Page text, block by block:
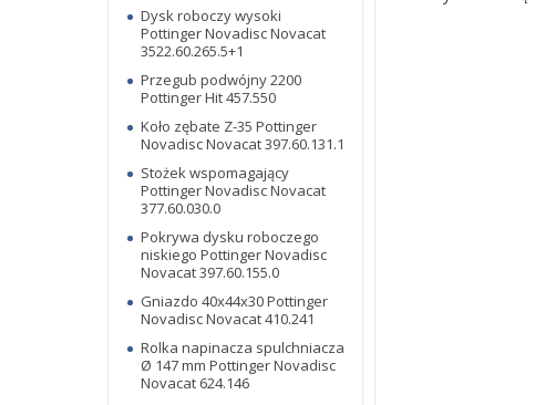
Dysk roboczy wysoki
Pottinger Novadisc Novacat
3522.60.265.5+1
Przegub podwójny 2200
Pottinger Hit 457.550
Koło zębate Z-35 Pottinger
Novadisc Novacat 397.60.131.1
Stożek wspomagający
Pottinger Novadisc Novacat
377.60.030.0
Pokrywa dysku roboczego
niskiego Pottinger Novadisc
Novacat 397.60.155.0
Gniazdo 40x44x30 Pottinger
Novadisc Novacat 410.241
Rolka napinacza spulchniacza
Ø 147 mm Pottinger Novadisc
Novacat 624.146